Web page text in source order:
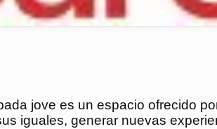
jove es un espacio ofrecido
iguales, generar nuevas